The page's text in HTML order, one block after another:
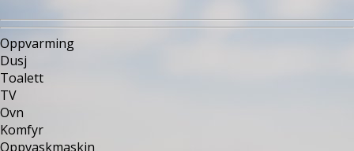
Oppvarming
Dusj
Toalett
TV
Ovn
Komfyr
Oppvaskmaskin